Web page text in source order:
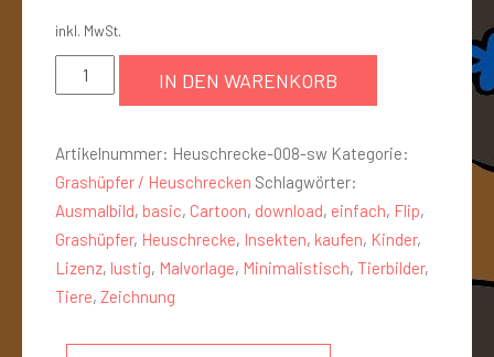
inkl. MwSt.
IN DEN WARENKORB
Artikelnummer: Heuschrecke-008-sw Kategorie:
Grashüpfer / Heuschrecken Schlagwörter:
Ausmalbild, basic, Cartoon, download, einfach, Flip,
Grashüpfer, Heuschrecke, Insekten, kaufen, Kinder,
Lizenz, lustig, Malvorlage, Minimalistisch, Tierbilder,
Tiere, Zeichnung